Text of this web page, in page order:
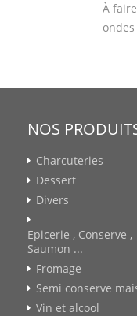
À
ondes
NOS
Charcuteries
Dessert
Divers
Epicerie , Conserve ,
Saumon ...
Fromage
Semi conserve
Vin et alcool